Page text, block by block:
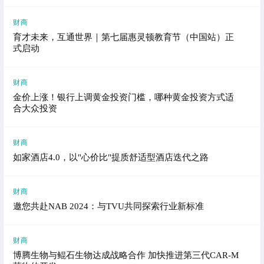
财商
育才未来，互通世界｜第七届惠灵顿教育节（中国站）正
式启动
财商
金价上涨！银行上调黄金投资门槛，哪种黄金投资方式适
合大众投资
财商
如家酒店4.0，以"心价比"提质舒适型酒店迭代之路
财商
邀您共赴NAB 2024：与TVU共同探索行业新标准
财商
博腾生物与鲲石生物达成战略合作 加快推进第三代CAR-M